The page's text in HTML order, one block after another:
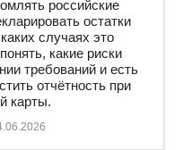
российские
остатки
случаях это
какие риски
требований и есть
отчётность при
карты.